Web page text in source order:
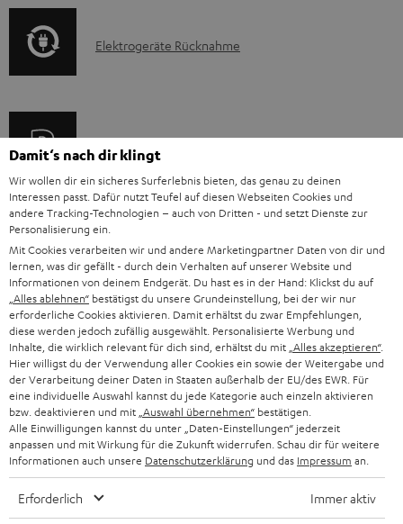
A
r
t
i
o
n
e
n
z
u
r
G
a
r
a
n
t
E
t
r
o
g
e
r
ä
t
e
R
ü
c
k
n
Elektrogeräte Rücknahme
A
u
d
i
o
-
L
e
x
i
k
o
n
Audio-Lexikon: Fachbegriffe schnell erklärt
K
o
n
t
a
k
t
d
a
t
e
Persönliche Kaufberatung
+49 (0) 30 / 217 84 212
Mo – Fr 08:00 – 19:00 Uhr
Sa 09:00 – 17:30 Uhr
Sonn- und Feiertage geschlossen
Teufel Support
Häufige Fragen
Kontakt
Store Finder
Erlebe unsere Produkte hautnah und lass dich
persönlich im Store beraten.
Übersicht
Damit‘s nach dir klingt
Wir wollen dir ein sicheres Surferlebnis bieten, das genau zu deinen
Interessen passt. Dafür nutzt Teufel auf diesen Webseiten Cookies und
andere Tracking-Technologien – auch von Dritten - und setzt Dienste zur
Personalisierung ein.
Mit Cookies verarbeiten wir und andere Marketingpartner Daten von dir und
lernen, was dir gefällt - durch dein Verhalten auf unserer Website und
Informationen von deinem Endgerät. Du hast es in der Hand: Klickst du auf
„Alles ablehnen“ bestätigst du unsere Grundeinstellung, bei der wir nur
erforderliche Cookies aktivieren. Damit erhältst du zwar Empfehlungen,
diese werden jedoch zufällig ausgewählt. Personalisierte Werbung und
Inhalte, die wirklich relevant für dich sind, erhältst du mit „Alles akzeptieren“.
Hier willigst du der Verwendung aller Cookies ein sowie der Weitergabe und
der Verarbeitung deiner Daten in Staaten außerhalb der EU/des EWR. Für
eine individuelle Auswahl kannst du jede Kategorie auch einzeln aktivieren
bzw. deaktivieren und mit „Auswahl übernehmen“ bestätigen.
Alle Einwilligungen kannst du unter „Daten-Einstellungen“ jederzeit
anpassen und mit Wirkung für die Zukunft widerrufen. Schau dir für weitere
Informationen auch unsere Datenschutzerklärung und das Impressum an.
Erforderlich Immer aktiv